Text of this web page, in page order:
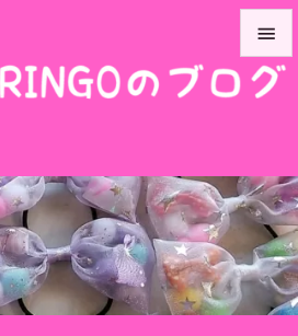



前へ

次へ
